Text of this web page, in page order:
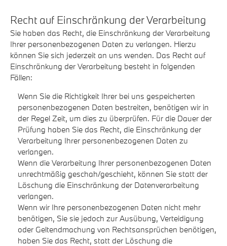
Recht auf Einschränkung der Verarbeitung
Sie haben das Recht, die Einschränkung der Verarbeitung
Ihrer personenbezogenen Daten zu verlangen. Hierzu
können Sie sich jederzeit an uns wenden. Das Recht auf
Einschränkung der Verarbeitung besteht in folgenden
Fällen:
Wenn Sie die Richtigkeit Ihrer bei uns gespeicherten
personenbezogenen Daten bestreiten, benötigen wir in
der Regel Zeit, um dies zu überprüfen. Für die Dauer der
Prüfung haben Sie das Recht, die Einschränkung der
Verarbeitung Ihrer personenbezogenen Daten zu
verlangen.
Wenn die Verarbeitung Ihrer personenbezogenen Daten
unrechtmäßig geschah/geschieht, können Sie statt der
Löschung die Einschränkung der Datenverarbeitung
verlangen.
Wenn wir Ihre personenbezogenen Daten nicht mehr
benötigen, Sie sie jedoch zur Ausübung, Verteidigung
oder Geltendmachung von Rechtsansprüchen benötigen,
haben Sie das Recht, statt der Löschung die